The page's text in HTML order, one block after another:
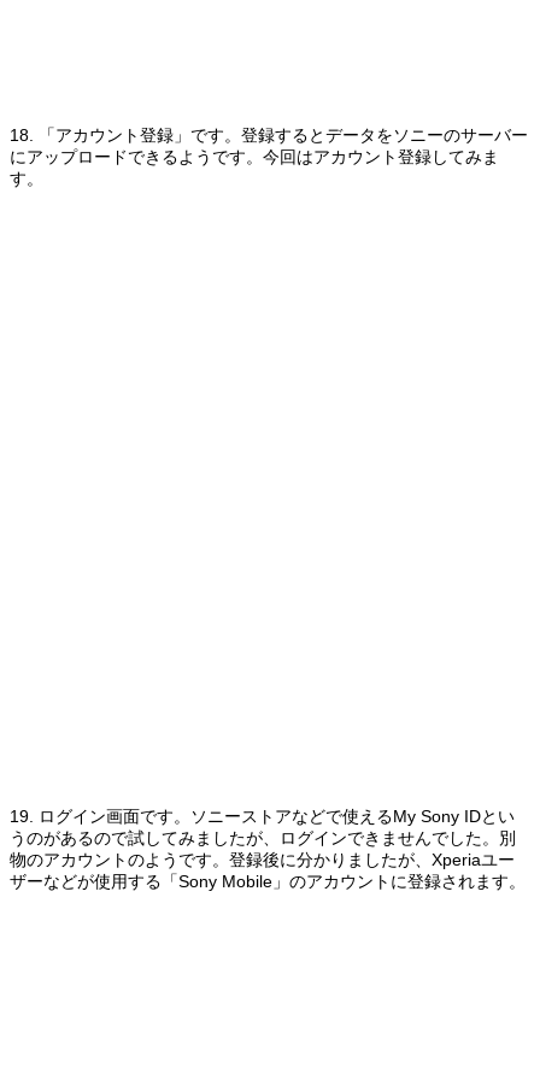
18. 「アカウント登録」です。登録するとデータをソニーのサーバー
にアップロードできるようです。今回はアカウント登録してみま
す。
19. ログイン画面です。ソニーストアなどで使えるMy Sony IDとい
うのがあるので試してみましたが、ログインできませんでした。別
物のアカウントのようです。登録後に分かりましたが、Xperiaユー
ザーなどが使用する「Sony Mobile」のアカウントに登録されます。